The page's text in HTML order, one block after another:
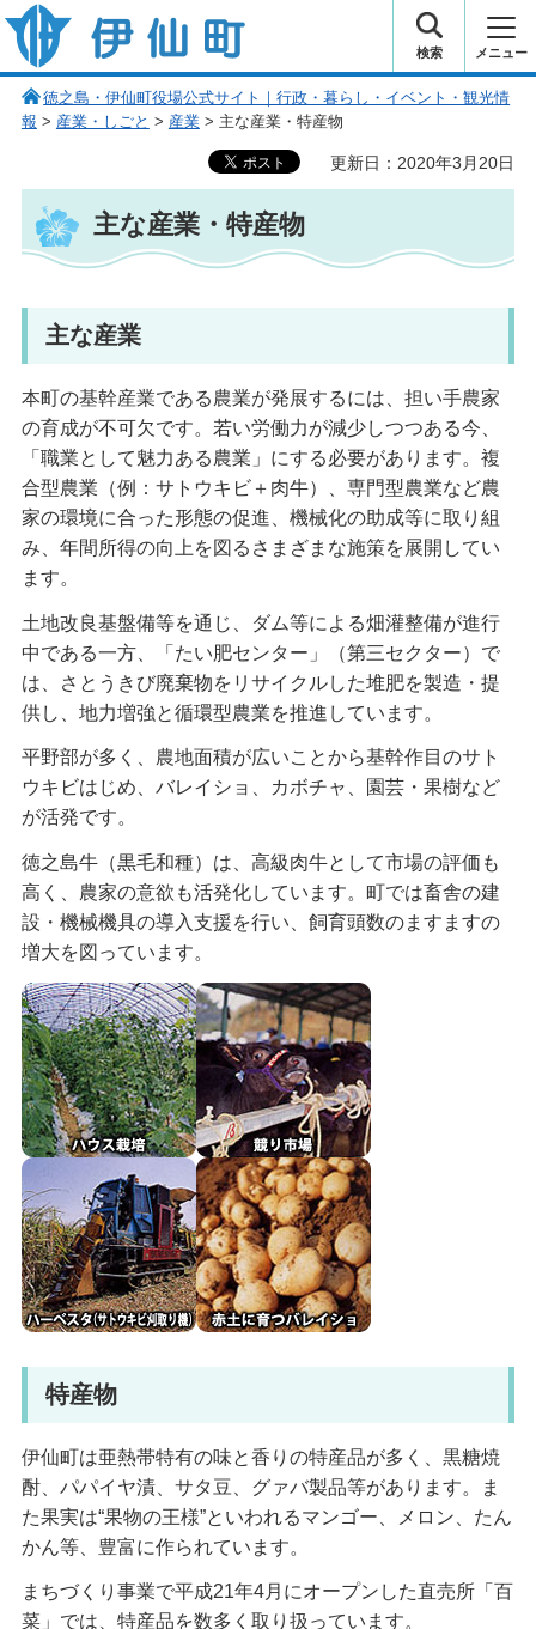
伊仙町 健康・長寿と子宝の町
検索 メニュー
徳之島・伊仙町役場公式サイト｜行政・暮らし・イベント・観光情
報 > 産業・しごと > 産業> 主な産業・特産物
更新日：2020年3月20日
主な産業・特産物
主な産業
本町の基幹産業である農業が発展するには、担い手農家
の育成が不可欠です。若い労働力が減少しつつある今、
「職業として魅力ある農業」にする必要があります。複
合型農業（例：サトウキビ＋肉牛）、専門型農業など農
家の環境に合った形態の促進、機械化の助成等に取り組
み、年間所得の向上を図るさまざまな施策を展開してい
ます。
土地改良基盤備等を通じ、ダム等による畑灌整備が進行
中である一方、「たい肥センター」（第三セクター）で
は、さとうきび廃棄物をリサイクルした堆肥を製造・提
供し、地力増強と循環型農業を推進しています。
平野部が多く、農地面積が広いことから基幹作目のサト
ウキビはじめ、バレイショ、カボチャ、園芸・果樹など
が活発です。
徳之島牛（黒毛和種）は、高級肉牛として市場の評価も
高く、農家の意欲も活発化しています。町では畜舎の建
設・機械機具の導入支援を行い、飼育頭数のますますの
増大を図っています。
特産物
伊仙町は亜熱帯特有の味と香りの特産品が多く、黒糖焼
酎、パパイヤ漬、サタ豆、グァバ製品等があります。ま
た果実は“果物の王様”といわれるマンゴー、メロン、たん
かん等、豊富に作られています。
まちづくり事業で平成21年4月にオープンした直売所「百
菜」では、特産品を数多く取り扱っています。